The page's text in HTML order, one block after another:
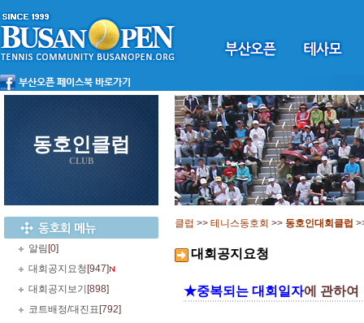
동호인클럽
CLUB
알림 [0]
대회공지요청 [947]
대회공지보기 [898]
코트배정/대진표 [792]
클럽 >> 테니스동호회 >> 동호인대회클럽
대회공지요청
★중복되는 대회일자에 관하여